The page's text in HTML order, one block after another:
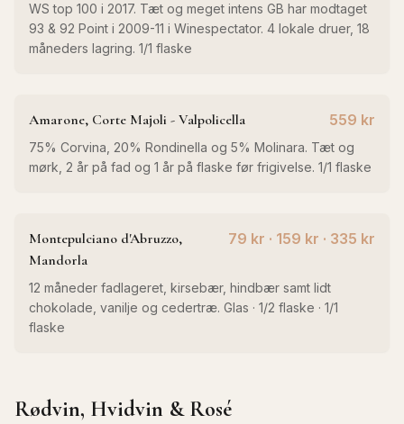
WS top 100 i 2017. Tæt og meget intens GB har modtaget
93 & 92 Point i 2009-11 i Winespectator. 4 lokale druer, 18
måneders lagring. 1/1 flaske
Amarone, Corte Majoli - Valpolicella 559 kr
75% Corvina, 20% Rondinella og 5% Molinara. Tæt og
mørk, 2 år på fad og 1 år på flaske før frigivelse. 1/1 flaske
Montepulciano d'Abruzzo,
Mandorla
79 kr · 159 kr · 335 kr
12 måneder fadlageret, kirsebær, hindbær samt lidt
chokolade, vanilje og cedertræ. Glas · 1/2 flaske · 1/1
flaske
Rødvin, Hvidvin & Rosé